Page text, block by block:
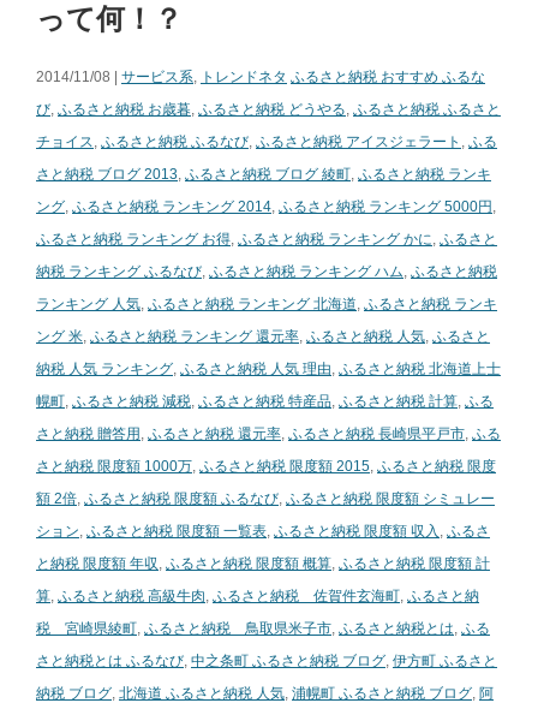
って何！？
2014/11/08 | サービス系, トレンドネタ ふるさと納税 おすすめ ふるな
び, ふるさと納税 お歳暮, ふるさと納税 どうやる, ふるさと納税 ふるさと
チョイス, ふるさと納税 ふるなび, ふるさと納税 アイスジェラート , ふる
さと納税 ブログ 2013, ふるさと納税 ブログ 綾町, ふるさと納税 ランキ
ング, ふるさと納税 ランキング 2014, ふるさと納税 ランキング 5000円,
ふるさと納税 ランキング お得, ふるさと納税 ランキング かに, ふるさと
納税 ランキング ふるなび, ふるさと納税 ランキング ハム, ふるさと納税
ランキング 人気, ふるさと納税 ランキング 北海道, ふるさと納税 ランキ
ング 米, ふるさと納税 ランキング 還元率, ふるさと納税 人気, ふるさと
納税 人気 ランキング, ふるさと納税 人気 理由, ふるさと納税 北海道上士
幌町, ふるさと納税 減税, ふるさと納税 特産品, ふるさと納税 計算, ふる
さと納税 贈答用, ふるさと納税 還元率, ふるさと納税 長崎県平戸市, ふる
さと納税 限度額 1000万, ふるさと納税 限度額 2015, ふるさと納税 限度
額 2倍, ふるさと納税 限度額 ふるなび, ふるさと納税 限度額 シミュレー
ション, ふるさと納税 限度額 一覧表, ふるさと納税 限度額 収入 , ふるさ
と納税 限度額 年収, ふるさと納税 限度額 概算, ふるさと納税 限度額 計
算, ふるさと納税 高級牛肉, ふるさと納税 佐賀件玄海町, ふるさと納
税 宮崎県綾町, ふるさと納税 鳥取県米子市, ふるさと納税とは, ふる
さと納税とは ふるなび, 中之条町 ふるさと納税 ブログ, 伊方町 ふるさと
納税 ブログ, 北海道 ふるさと納税 人気, 浦幌町 ふるさと納税 ブログ, 阿